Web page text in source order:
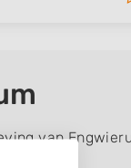
van